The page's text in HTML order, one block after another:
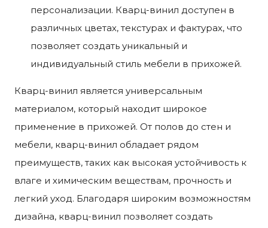
персонализации. Кварц-винил доступен в
различных цветах, текстурах и фактурах, что
позволяет создать уникальный и
индивидуальный стиль мебели в прихожей.
Кварц-винил является универсальным
материалом, который находит широкое
применение в прихожей. От полов до стен и
мебели, кварц-винил обладает рядом
преимуществ, таких как высокая устойчивость к
влаге и химическим веществам, прочность и
легкий уход. Благодаря широким возможностям
дизайна, кварц-винил позволяет создать